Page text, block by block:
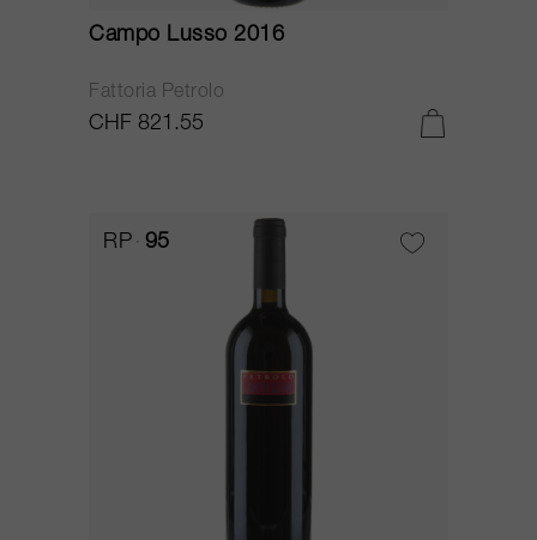
Campo Lusso 2016
Fattoria Petrolo
CHF 821.55
RP 95